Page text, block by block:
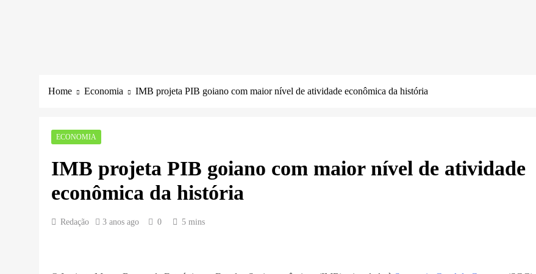
Home Economia IMB projeta PIB goiano com maior nível de atividade econômica da história
ECONOMIA
IMB projeta PIB goiano com maior nível de atividade
econômica da história
Redação 3 anos ago 0 5 mins